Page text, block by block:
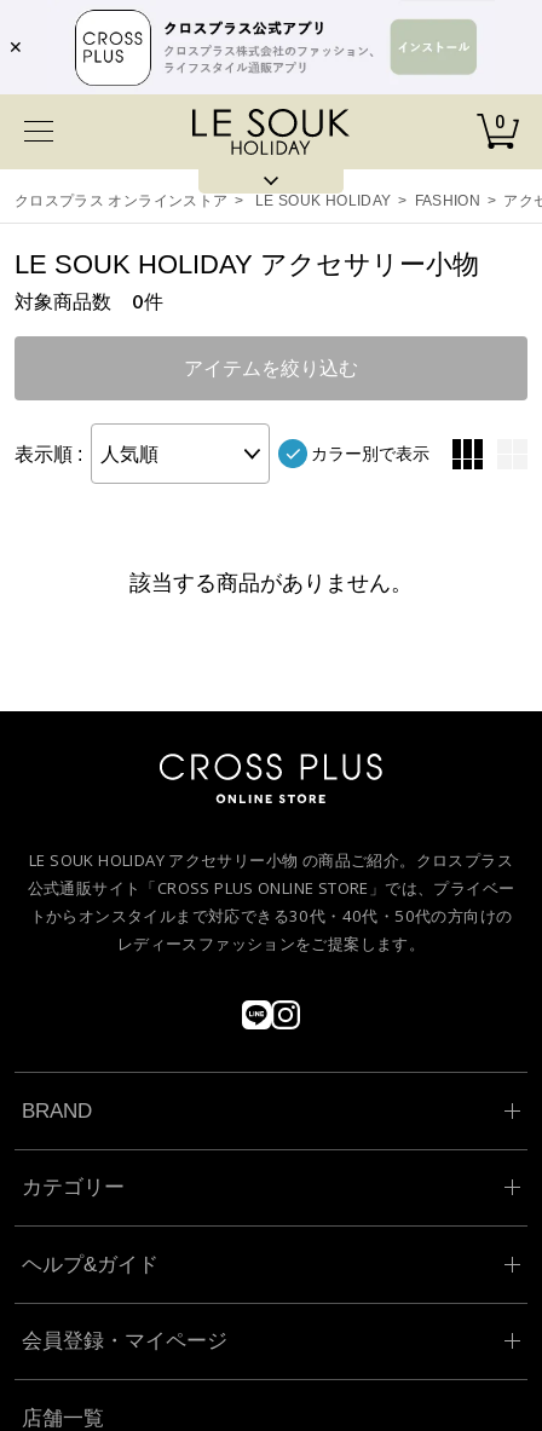
✕
0
クロスプラス オンラインストア > LE SOUK HOLIDAY > FASHION > アク
対象商品数 0件
LE SOUK HOLIDAY アクセサリー小物
アイテムを絞り込む
表示順 : 人気順 カラー別で表示
該当する商品がありません。
LE SOUK HOLIDAY アクセサリー小物 の商品ご紹介。クロスプラス
公式通販サイト「CROSS PLUS ONLINE STORE」では、プライベー
トからオンスタイルまで対応できる30代・40代・50代の方向けの
レディースファッションをご提案します。
BRAND
カテゴリー
ヘルプ&ガイド
会員登録・マイページ
店舗一覧